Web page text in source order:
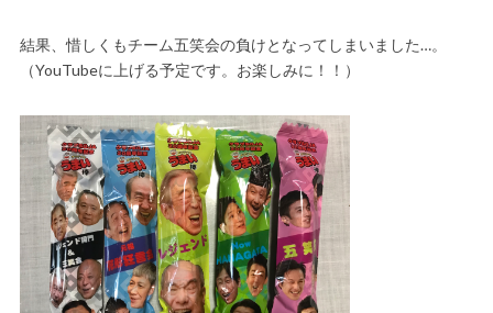
結果、惜しくもチーム五笑会の負けとなってしまいました…。
（YouTubeに上げる予定です。お楽しみに！！）